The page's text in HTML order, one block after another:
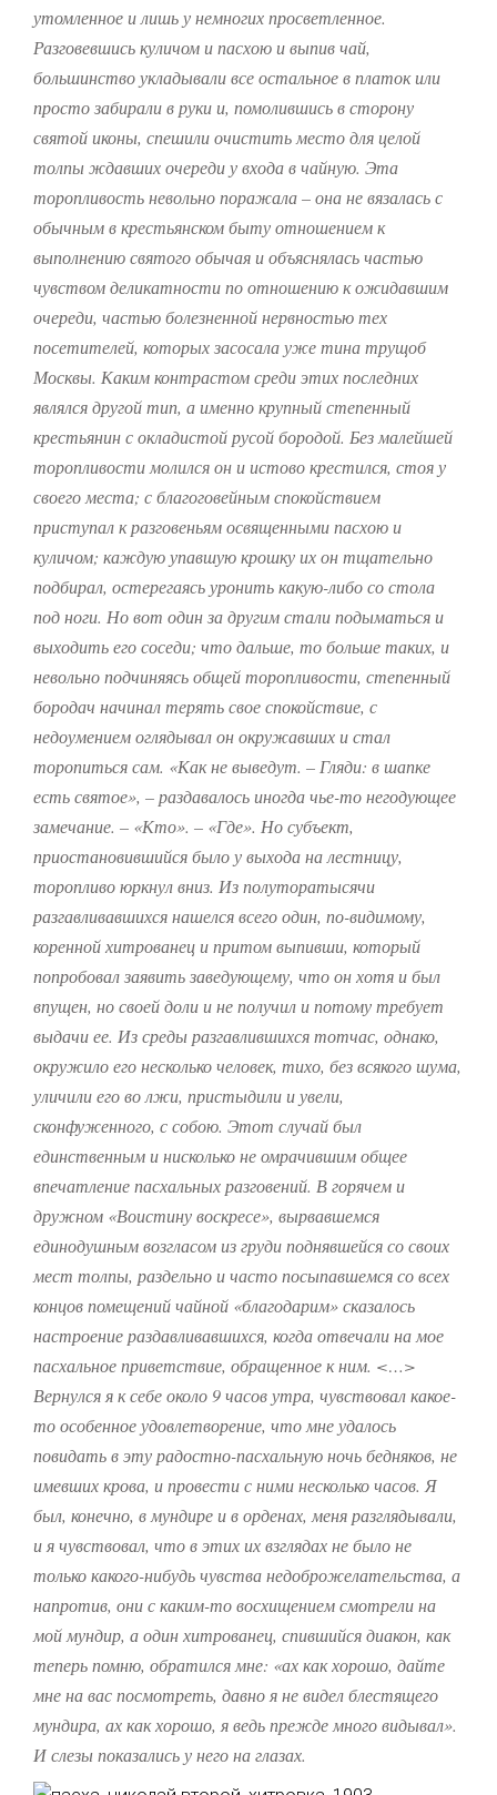
утомленное и лишь у немногих просветленное.
Разговевшись куличом и пасхою и выпив чай,
большинство укладывали все остальное в платок или
просто забирали в руки и, помолившись в сторону
святой иконы, спешили очистить место для целой
толпы ждавших очереди у входа в чайную. Эта
торопливость невольно поражала – она не вязалась с
обычным в крестьянском быту отношением к
выполнению святого обычая и объяснялась частью
чувством деликатности по отношению к ожидавшим
очереди, частью болезненной нервностью тех
посетителей, которых засосала уже тина трущоб
Москвы. Каким контрастом среди этих последних
являлся другой тип, а именно крупный степенный
крестьянин с окладистой русой бородой. Без малейшей
торопливости молился он и истово крестился, стоя у
своего места; с благоговейным спокойствием
приступал к разговеньям освященными пасхою и
куличом; каждую упавшую крошку их он тщательно
подбирал, остерегаясь уронить какую-либо со стола
под ноги. Но вот один за другим стали подыматься и
выходить его соседи; что дальше, то больше таких, и
невольно подчиняясь общей торопливости, степенный
бородач начинал терять свое спокойствие, с
недоумением оглядывал он окружавших и стал
торопиться сам. «Как не выведут. – Гляди: в шапке
есть святое», – раздавалось иногда чье-то негодующее
замечание. – «Кто». – «Где». Но субъект,
приостановившийся было у выхода на лестницу,
торопливо юркнул вниз. Из полуторатысячи
разгавливавшихся нашелся всего один, по-видимому,
коренной хитрованец и притом выпивши, который
попробовал заявить заведующему, что он хотя и был
впущен, но своей доли и не получил и потому требует
выдачи ее. Из среды разгавлившихся тотчас, однако,
окружило его несколько человек, тихо, без всякого шума,
уличили его во лжи, пристыдили и увели,
сконфуженного, с собою. Этот случай был
единственным и нисколько не омрачившим общее
впечатление пасхальных разговений. В горячем и
дружном «Воистину воскресе», вырвавшемся
единодушным возгласом из груди поднявшейся со своих
мест толпы, раздельно и часто посыпавшемся со всех
концов помещений чайной «благодарим» сказалось
настроение раздавливавшихся, когда отвечали на мое
пасхальное приветствие, обращенное к ним. <…>
Вернулся я к себе около 9 часов утра, чувствовал какое-
то особенное удовлетворение, что мне удалось
повидать в эту радостно-пасхальную ночь бедняков, не
имевших крова, и провести с ними несколько часов. Я
был, конечно, в мундире и в орденах, меня разглядывали,
и я чувствовал, что в этих их взглядах не было не
только какого-нибудь чувства недоброжелательства, а
напротив, они с каким-то восхищением смотрели на
мой мундир, а один хитрованец, спившийся диакон, как
теперь помню, обратился мне: «ах как хорошо, дайте
мне на вас посмотреть, давно я не видел блестящего
мундира, ах как хорошо, я ведь прежде много видывал».
И слезы показались у него на глазах.